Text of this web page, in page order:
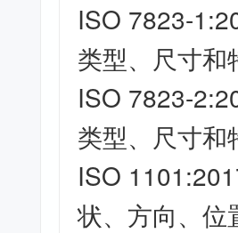
ISO 7823-
类型、尺寸
ISO 7823-
类型、尺寸
ISO
状、方向、位